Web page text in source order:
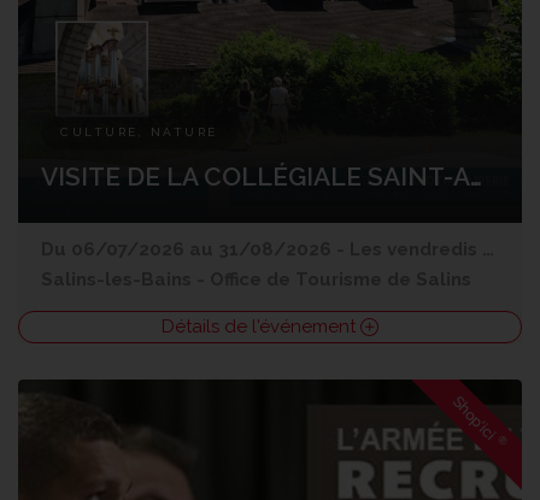
CULTURE, NATURE
VISITE DE LA COLLÉGIALE SAINT-ANATOILE
Détails de l'événement
Shop'ici®